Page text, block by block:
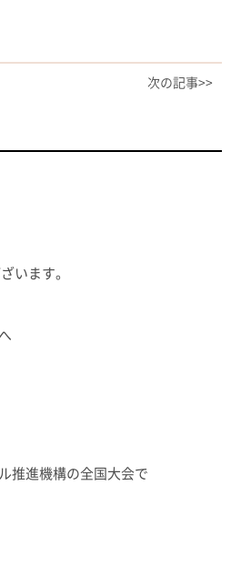
次の記事>>
います。
推進機構の全国大会で